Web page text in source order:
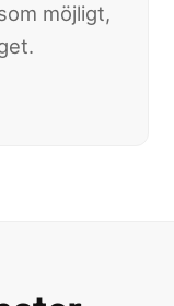
möjligt,